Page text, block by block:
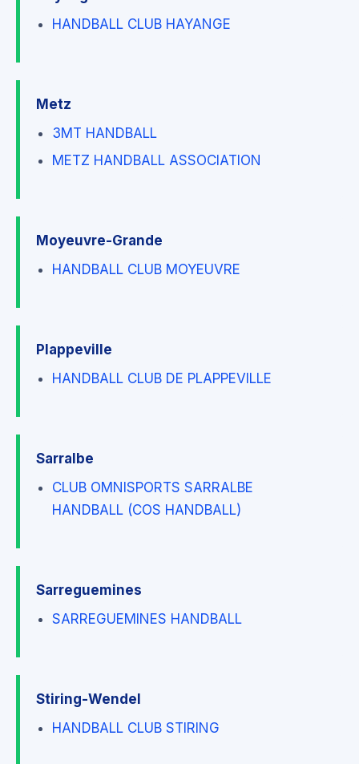
HANDBALL CLUB HAYANGE
Metz
3MT HANDBALL
METZ HANDBALL ASSOCIATION
Moyeuvre-Grande
HANDBALL CLUB MOYEUVRE
Plappeville
HANDBALL CLUB DE PLAPPEVILLE
Sarralbe
CLUB OMNISPORTS SARRALBE
HANDBALL (COS HANDBALL)
Sarreguemines
SARREGUEMINES HANDBALL
Stiring-Wendel
HANDBALL CLUB STIRING